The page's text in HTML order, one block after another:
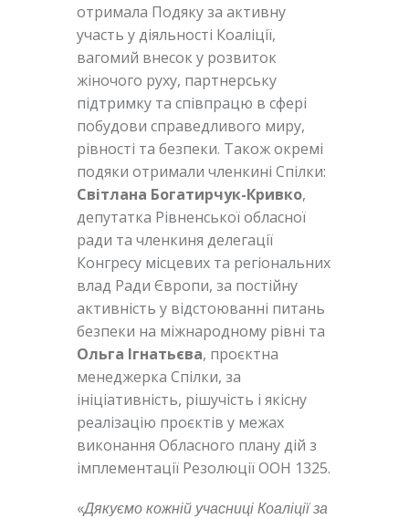
отримала Подяку за активну
участь у діяльності Коаліції,
вагомий внесок у розвиток
жіночого руху, партнерську
підтримку та співпрацю в сфері
побудови справедливого миру,
рівності та безпеки. Також окремі
подяки отримали членкині Спілки:
Світлана Богатирчук-Кривко,
депутатка Рівненської обласної
ради та членкиня делегації
Конгресу місцевих та регіональних
влад Ради Європи, за постійну
активність у відстоюванні питань
безпеки на міжнародному рівні та
Ольга Ігнатьєва, проєктна
менеджерка Спілки, за
ініціативність, рішучість і якісну
реалізацію проєктів у межах
виконання Обласного плану дій з
імплементації Резолюції ООН 1325.
«Дякуємо кожній учасниці Коаліції за